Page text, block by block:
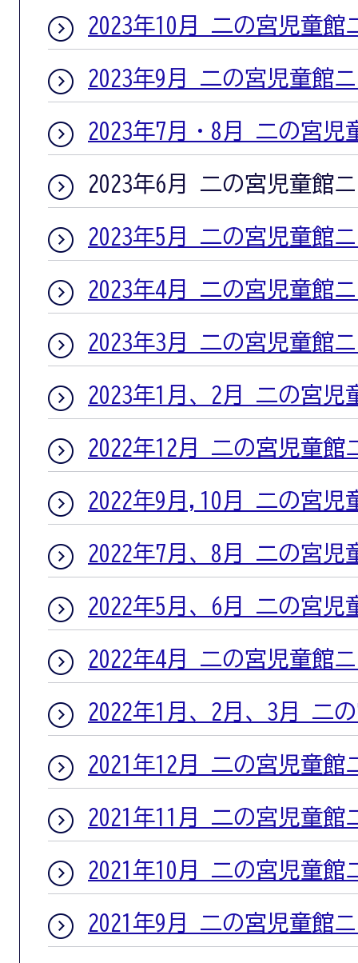
2023年10月 二の宮児童館
2023年9月 二の宮児童館
2023年7月・8月 二の宮児
2023年6月 二の宮児童館
2023年5月 二の宮児童館
2023年4月 二の宮児童館
2023年3月 二の宮児童館
2023年1月、2月 二の宮児
2022年12月 二の宮児童館
2022年9月,10月 二の宮児
2022年7月、8月 二の宮児
2022年5月、6月 二の宮児
2022年4月 二の宮児童館
2022年1月、2月、3月 二
2021年12月 二の宮児童館
2021年11月 二の宮児童館
2021年10月 二の宮児童館
2021年9月 二の宮児童館